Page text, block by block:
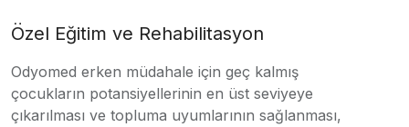
Özel Eğitim ve Rehabilitasyon
Odyomed erken müdahale için geç kalmış
çocukların potansiyellerinin en üst seviyeye
çıkarılması ve topluma uyumlarının sağlanması,